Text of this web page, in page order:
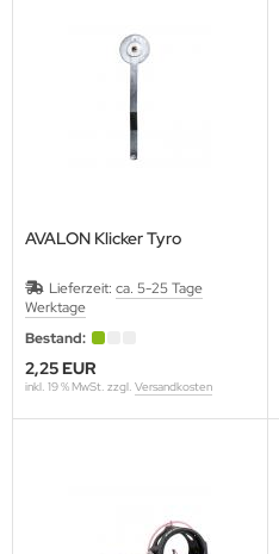
AVALON Klicker Tyro
Lieferzeit: ca. 5-25 Tage
Werktage
Bestand:
2,25 EUR
inkl. 19 % MwSt. zzgl. Versandkosten
SCHIEßSCHEIBEN
BOGENSPORT